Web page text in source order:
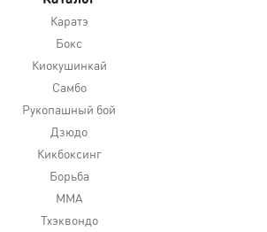
Каратэ
Бокс
Киокушинкай
Самбо
Рукопашный бой
Дзюдо
Кикбоксинг
Борьба
MMA
Тхэквондо